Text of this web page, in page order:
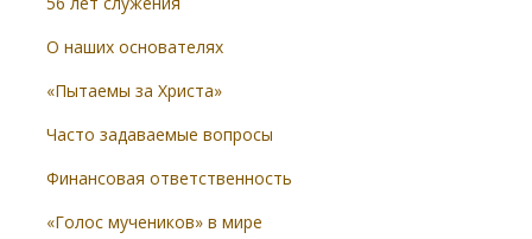
О наших основателях
«Пытаемы за Христа»
Часто задаваемые вопросы
Финансовая ответственность
«Голос мучеников» в мире